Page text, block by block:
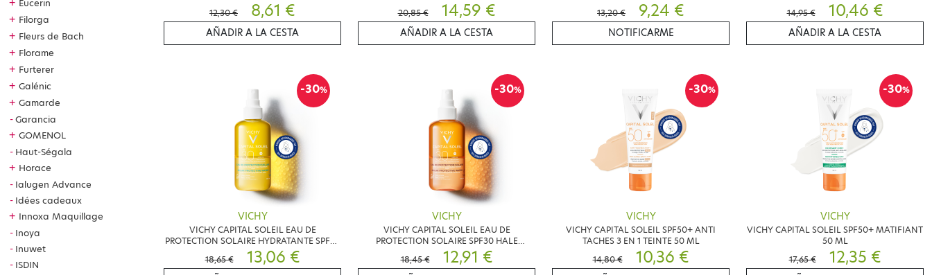
+ Eucerin
+ Filorga
+ Fleurs de Bach
+ Florame
+ Furterer
+ Galénic
+ Gamarde
Garancia
+ GOMENOL
Haut-Ségala
+ Horace
Ialugen Advance
Idées cadeaux
+ Innoxa Maquillage
Inoya
Inuwet
ISDIN
12,30 € 8,61 €
AÑADIR A LA CESTA
20,85 €
14,59 €
AÑADIR A LA CESTA
13,20 €
9,24 €
NOTIFICARME
14,95 €
10,46 €
AÑADIR A LA CESTA
-30%
VICHY
VICHY CAPITAL SOLEIL EAU DE
PROTECTION SOLAIRE HYDRATANTE SPF30
200ML
18,65 € 13,06 €
-30%
VICHY
VICHY CAPITAL SOLEIL EAU DE
PROTECTION SOLAIRE SPF30 HALE
SUBLIME 200ML
18,45 € 12,91 €
-30%
VICHY
VICHY CAPITAL SOLEIL SPF50+ ANTI
TACHES 3 EN 1 TEINTE 50 ML
14,80 €
10,36 €
-30%
VICHY
VICHY CAPITAL SOLEIL SPF50+ MATIFIANT
50 ML
17,65 €
12,35 €